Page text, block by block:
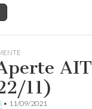
11)
• 11/09/2021